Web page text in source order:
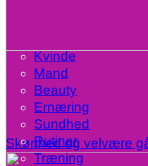
Skønhed og velvære
Kvinde
Mand
Beauty
Ernæring
Sundhed
Rutiner
Træning